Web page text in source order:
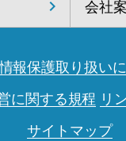
会社
報保護取り扱い
に関する規程 リ
サイトマップ